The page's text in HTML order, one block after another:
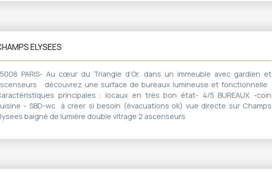
: Niché dans une rue au charme typiquement parisien, à
des commerces, services et transports. Taxe foncière : 1 160 € Cet
en bon état général saura séduire par son cachet et son
privilégié dans un quartier recherché.
ELYSEES
PARIS- Au cœur du Triangle d’Or, dans un immeuble avec gardien et
découvrez une surface de bureaux lumineuse et fonctionnelle
principales : locaux en très bon état- 4/5 BUREAUX -coin
- SBD-wc à creer si besoin (évacuations ok) vue directe sur Champs
baigné de lumière double vitrage 2 ascenseurs